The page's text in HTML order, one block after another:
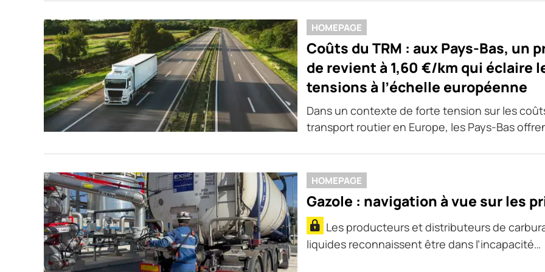
HOMEPAGE
Coûts du TRM : aux Pays-Bas, un
de revient à 1,60 €/km qui éclaire
tensions à l’échelle européenne
Dans un contexte de forte tension sur les
transport routier en Europe, les Pays-Bas
HOMEPAGE
Gazole : navigation à vue sur les
Les producteurs et distributeurs de
liquides reconnaissent être dans l’incapacité…